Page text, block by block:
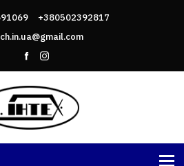
+380502392817